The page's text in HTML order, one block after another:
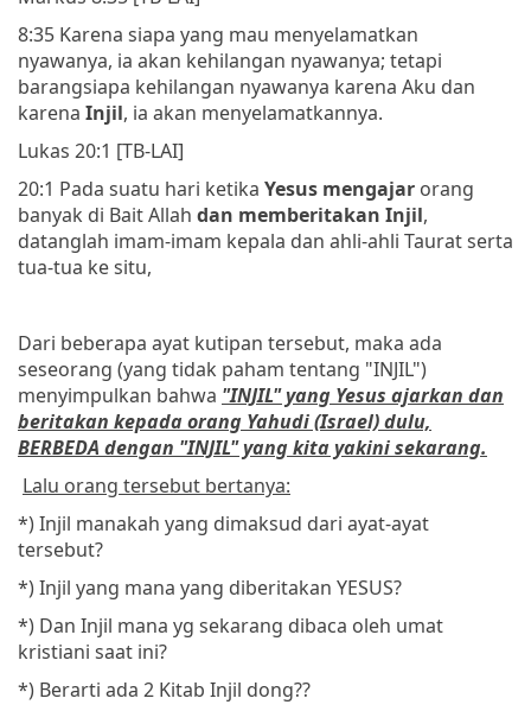
8:35 Karena siapa yang mau menyelamatkan
nyawanya, ia akan kehilangan nyawanya; tetapi
barangsiapa kehilangan nyawanya karena Aku dan
karena Injil, ia akan menyelamatkannya.
Lukas 20:1 [TB-LAI]
20:1 Pada suatu hari ketika Yesus mengajar orang
banyak di Bait Allah dan memberitakan Injil,
datanglah imam-imam kepala dan ahli-ahli Taurat serta
tua-tua ke situ,
Dari beberapa ayat kutipan tersebut, maka ada
seseorang (yang tidak paham tentang "INJIL")
menyimpulkan bahwa "INJIL" yang Yesus ajarkan dan
beritakan kepada orang Yahudi (Israel) dulu,
BERBEDA dengan "INJIL" yang kita yakini sekarang.
Lalu orang tersebut bertanya:
*) Injil manakah yang dimaksud dari ayat-ayat
tersebut?
*) Injil yang mana yang diberitakan YESUS?
*) Dan Injil mana yg sekarang dibaca oleh umat
kristiani saat ini?
*) Berarti ada 2 Kitab Injil dong??